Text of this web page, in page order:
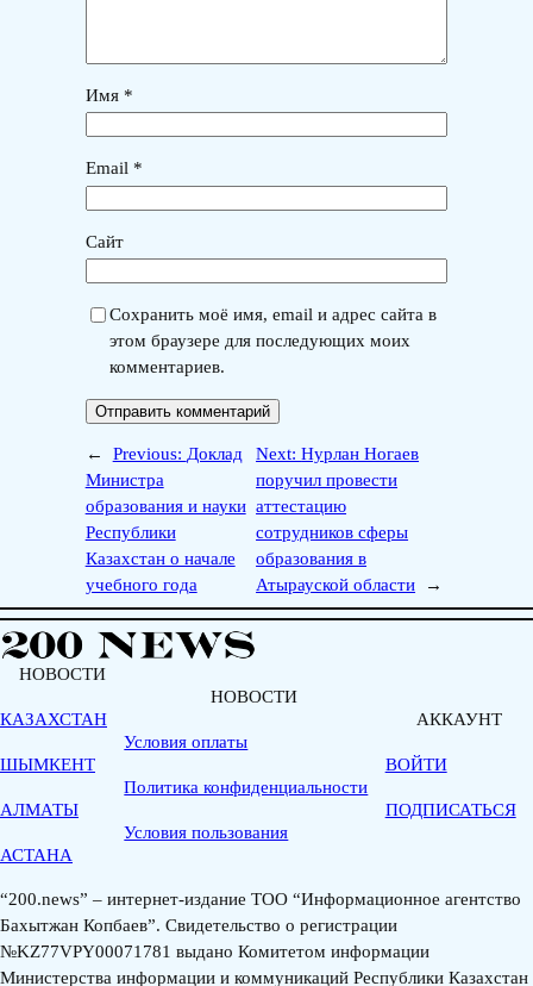
Имя *
Email *
Сайт
Сохранить моё имя, email и адрес сайта в
этом браузере для последующих моих
комментариев.
← Previous: Доклад
Министра
образования и науки
Республики
Казахстан о начале
учебного года
Next:Нурлан Ногаев
поручил провести
аттестацию
сотрудников сферы
образования в
Атырауской области
→
НОВОСТИ
КАЗАХСТАН
ШЫМКЕНТ
АЛМАТЫ
АСТАНА
НОВОСТИ
Условия оплаты
Политика конфиденциальности
Условия пользования
АККАУНТ
ВОЙТИ
ПОДПИСАТЬСЯ
“200.news” – интернет-издание ТОО “Информационное агентство
Бахытжан Копбаев”. Свидетельство о регистрации
№KZ77VPY00071781 выдано Комитетом информации
Министерства информации и коммуникаций Республики Казахстан